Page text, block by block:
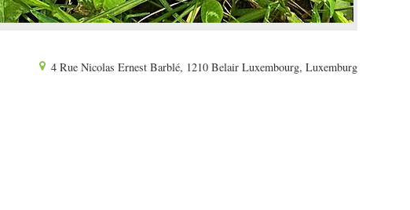
4 Rue Nicolas Ernest Barblé, 1210 Belair Luxembourg, Luxemburg